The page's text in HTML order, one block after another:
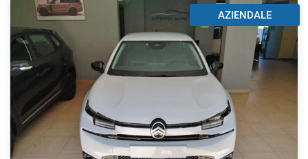
AZIENDALE
Cookie per il miglioramento dell'esperienza utente
Cookie analitici
Cookie di marketing
Leggi
la
cookie